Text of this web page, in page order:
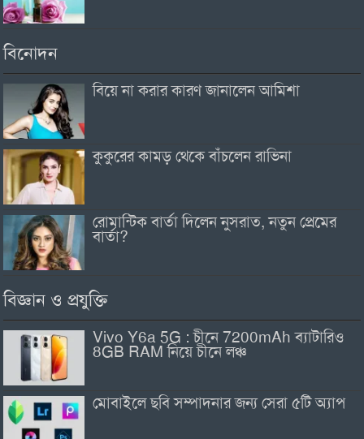
বিনোদন
বিয়ে না করার কারণ জানালেন আমিশা
কুকুরের কামড় থেকে বাঁচলেন রাভিনা
রোমান্টিক বার্তা দিলেন নুসরাত, নতুন প্রেমের
বার্তা?
বিজ্ঞান ও প্রযুক্তি
Vivo Y6a 5G : চীনে 7200mAh ব্যাটারিও
8GB RAM নিয়ে চীনে লঞ্চ
মোবাইলে ছবি সম্পাদনার জন্য সেরা ৫টি অ্যাপ